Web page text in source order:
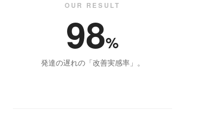
OUR RESULT
98%
発達の遅れの「改善実感率」。